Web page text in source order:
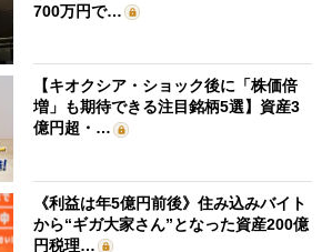
700万円で…
【キオクシア・ショック後に「株価倍
増」も期待できる注目銘柄5選】資産3
億円超・…
《利益は年5億円前後》住み込みバイト
から“ギガ大家さん”となった資産200億
円税理…